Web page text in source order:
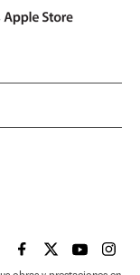
EL PAÍS BRASIL EN
EL PAÍSEL PAÍS
EL